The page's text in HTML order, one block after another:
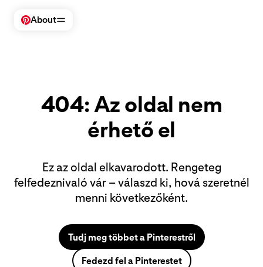
About
Cég Biztonság + támogatás
Vállalkozásoknak
404: Az oldal nem
érhető el
Ez az oldal elkavarodott. Rengeteg
felfedeznivaló vár – válaszd ki, hová szeretnél
menni következőként.
Tudj meg többet a Pinterestről
Fedezd fel a Pinterestet